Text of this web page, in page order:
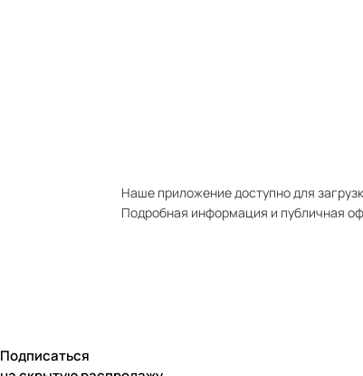
Наше приложение доступно для
Подробная информация и публичная
Подписаться